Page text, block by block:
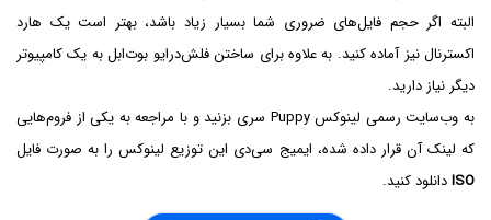
البته اگر حجم فایل‌های ضروری شما بسیار زیاد باشد، بهتر است یک هارد
اکسترنال نیز آماده کنید. به علاوه برای ساختن فلش‌درایو بوت‌ابل به یک کامپیوتر
دیگر نیاز دارید.
به وب‌سایت رسمی لینوکس Puppy‌ سری بزنید و با مراجعه به یکی از فروم‌هایی
که لینک آن قرار داده شده، ایمیج سی‌دی این توزیع لینوکس را به صورت فایل
ISOدانلود کنید.